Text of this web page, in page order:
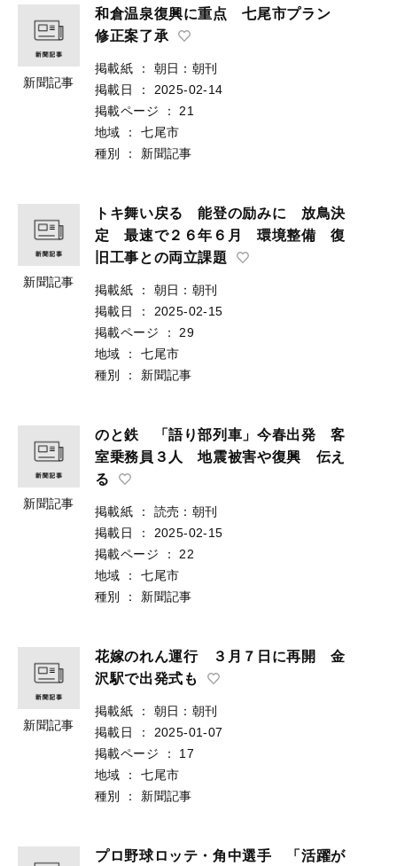
新聞記事
和倉温泉復興に重点 七尾市プラン
修正案了承
掲載紙 ：
朝日：朝刊
掲載日
：
2025-02-14
掲載ページ
：
21
地域
：
七尾市
種別
： 新聞記事
新聞記事
トキ舞い戻る 能登の励みに 放鳥決
定 最速で２６年６月 環境整備 復
旧工事との両立課題
掲載紙 ：
朝日：朝刊
掲載日
：
2025-02-15
掲載ページ
：
29
地域
：
七尾市
種別
： 新聞記事
新聞記事
のと鉄 「語り部列車」今春出発 客
室乗務員３人 地震被害や復興 伝え
る
掲載紙 ：
読売：朝刊
掲載日
：
2025-02-15
掲載ページ
：
22
地域
：
七尾市
種別
： 新聞記事
新聞記事
花嫁のれん運行 ３月７日に再開 金
沢駅で出発式も
掲載紙 ：
朝日：朝刊
掲載日
：
2025-01-07
掲載ページ
：
17
地域
：
七尾市
種別
： 新聞記事
プロ野球ロッテ・角中選手 「活躍が